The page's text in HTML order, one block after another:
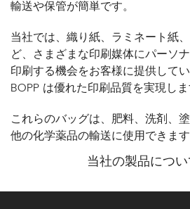
輸送や保管が簡単です。
当社では、織り紙、ラミネート紙
ど、さまざまな印刷媒体にパーソ
印刷する機会をお客様に提供して
BOPP は優れた印刷品質を実現しま
これらのバッグは、肥料、洗剤、
他の化学薬品の輸送に使用できます
当社の製品につ